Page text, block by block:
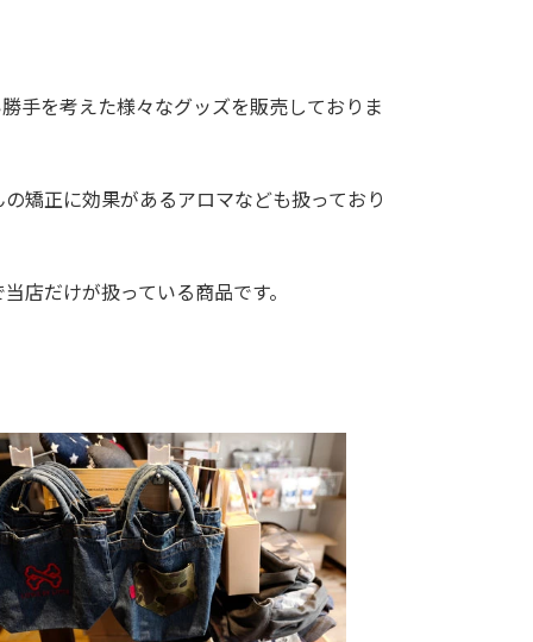
手を考えた様々なグッズを販売しておりま
矯正に効果があるアロマなども扱っており
店だけが扱っている商品です。